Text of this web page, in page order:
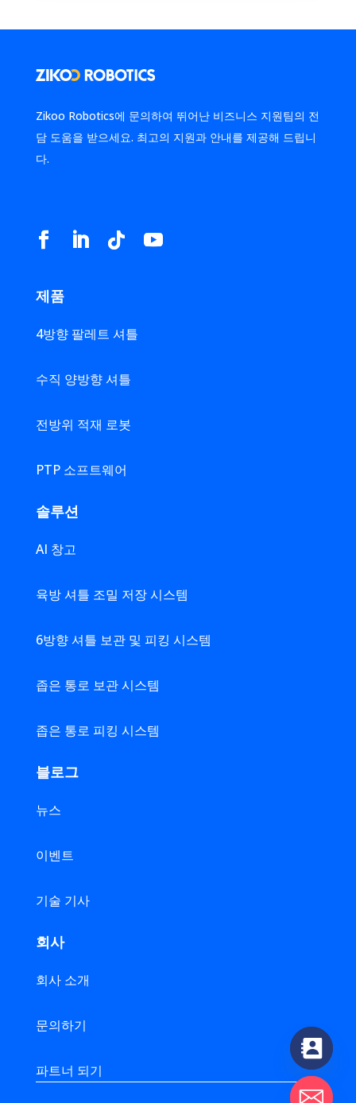
Zikoo Robotics에 문의하여 뛰어난 비즈니스 지원팀의 전
담 도움을 받으세요. 최고의 지원과 안내를 제공해 드립니
다.
제품
4방향 팔레트 셔틀
수직 양방향 셔틀
전방위 적재 로봇
PTP 소프트웨어
솔루션
AI 창고
육방 셔틀 조밀 저장 시스템
6방향 셔틀 보관 및 피킹 시스템
좁은 통로 보관 시스템
좁은 통로 피킹 시스템
블로그
뉴스
이벤트
기술 기사
회사
회사 소개
문의하기
파트너 되기